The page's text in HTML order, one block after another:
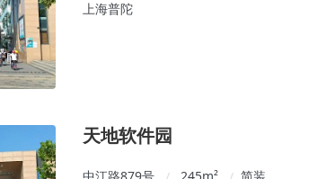
上海普陀
天地软件园